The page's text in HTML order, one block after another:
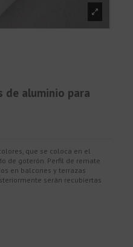
de aluminio para
que se coloca en el
de goterón. Perfil de remate
en balcones y terrazas
serán recubiertas